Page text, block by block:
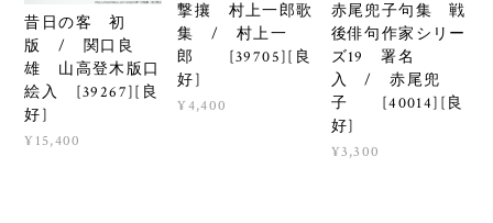
昔日の客 初
版 / 関口良
雄 山高登木版口
絵入 [39267][良
好]
¥15,400
撃攘 村上一郎歌
集 / 村上一
郎 [39705][良
好]
¥4,400
赤尾兜子句集 戦
後俳句作家シリー
ズ19 署名
入 / 赤尾兜
子 [40014][良
好]
¥3,300